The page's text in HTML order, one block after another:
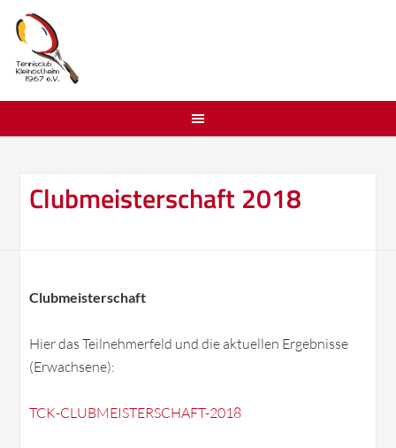
Clubmeisterschaft 2018
Clubmeisterschaft
Hier das Teilnehmerfeld und die aktuellen Ergebnisse
(Erwachsene):
TCK-CLUBMEISTERSCHAFT-2018